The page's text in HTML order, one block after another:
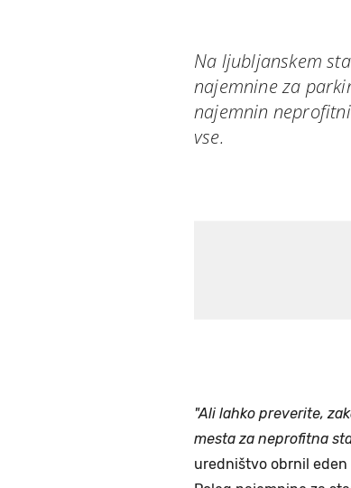
Na ljubljanskem
najemnine za
najemnin
vse.
"Ali lahko preverite,
mesta za neprofitna
uredništvo obrnil